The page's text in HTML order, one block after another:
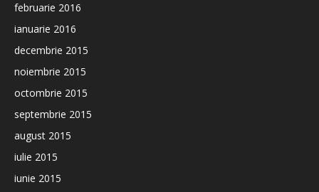
februarie 2016
ianuarie 2016
decembrie 2015
noiembrie 2015
octombrie 2015
septembrie 2015
august 2015
iulie 2015
iunie 2015